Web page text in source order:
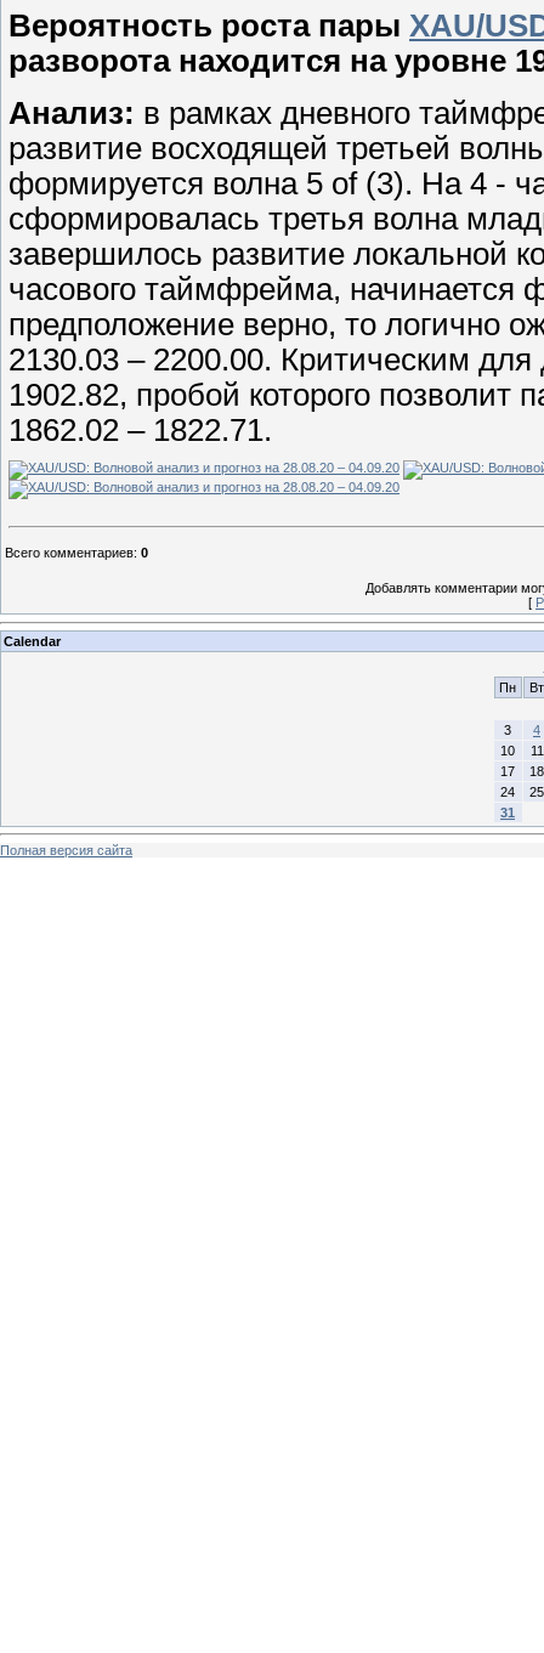
Вероятность роста пары XAU/
разворота находится на уровне
Анализ: в рамках дневного
развитие восходящей третьей
формируется волна 5 of (3). На 4 -
сформировалась третья волна
завершилось развитие локальной
часового таймфрейма, начинается
предположение верно, то логично
2130.03 – 2200.00. Критическим для
1902.82, пробой которого позволит
1862.02 – 1822.71.
Всего комментариев: 0
Добавлять комментарии
[
Calendar
Пн
Вт
3
4
10
11
17
18
24
25
31
Полная версия сайта